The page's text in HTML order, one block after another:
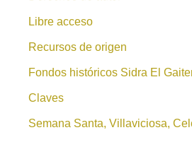
Libre acceso
Recursos de origen
Fondos históricos Sidra El
Claves
Semana Santa, Villaviciosa,